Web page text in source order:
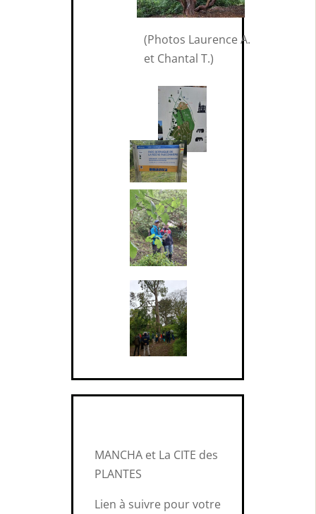
(Photos Laurence A.
et Chantal T.)
MANCHA et La CITE des
PLANTES
Lien à suivre pour votre